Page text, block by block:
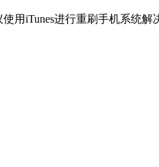
用iTunes进行重刷手机系统解